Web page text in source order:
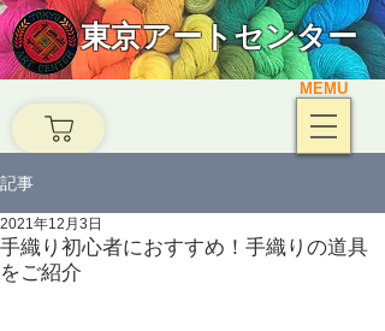
東京アートセンター
MEMU
記事
手織り初心者におすすめ！手織りの道具
をご紹介
2021年12月3日